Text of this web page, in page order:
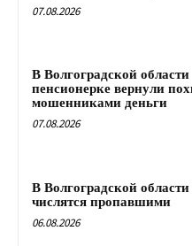
07.08.2026
В Волгоградской области
пенсионерке вернули
мошенниками деньги
07.08.2026
В Волгоградской
числятся пропавшими
06.08.2026